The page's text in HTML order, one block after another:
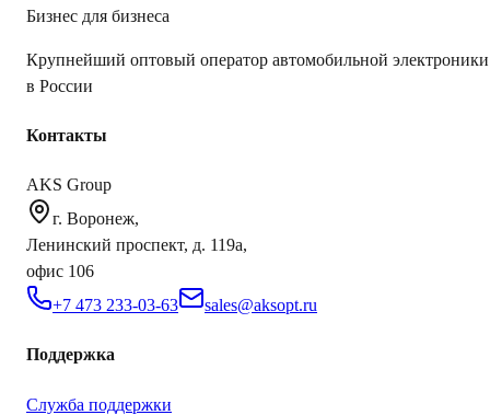
Бизнес для бизнеса
Крупнейший оптовый оператор автомобильной электроники
в России
Контакты
AKS Group
г. Воронеж,
Ленинский проспект, д. 119а,
офис 106
+7 473 233-03-63
sales@aksopt.ru
Поддержка
Служба поддержки